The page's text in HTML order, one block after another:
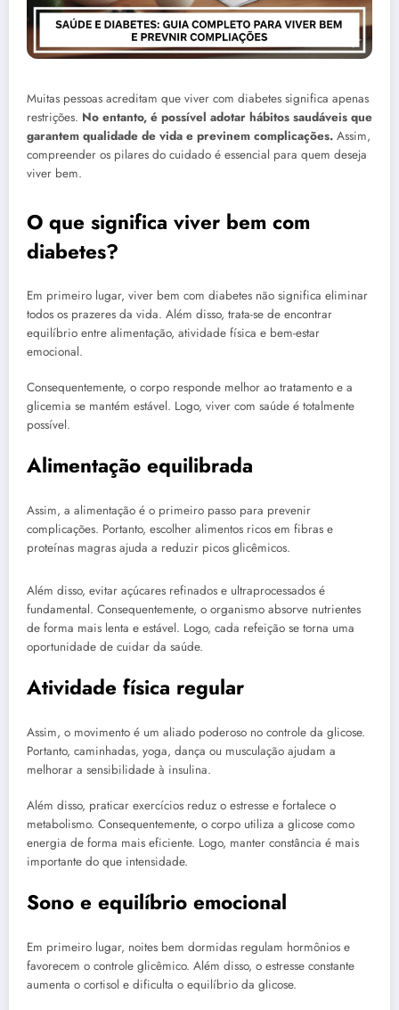
Muitas pessoas acreditam que viver com diabetes significa apenas
restrições. No entanto, é possível adotar hábitos saudáveis que
garantem qualidade de vida e previnem complicações. Assim,
compreender os pilares do cuidado é essencial para quem deseja
viver bem.
O que significa viver bem com
diabetes?
Em primeiro lugar, viver bem com diabetes não significa eliminar
todos os prazeres da vida. Além disso, trata-se de encontrar
equilíbrio entre alimentação, atividade física e bem-estar
emocional.
Consequentemente, o corpo responde melhor ao tratamento e a
glicemia se mantém estável. Logo, viver com saúde é totalmente
possível.
Alimentação equilibrada
Assim, a alimentação é o primeiro passo para prevenir
complicações. Portanto, escolher alimentos ricos em fibras e
proteínas magras ajuda a reduzir picos glicêmicos.
Além disso, evitar açúcares refinados e ultraprocessados é
fundamental. Consequentemente, o organismo absorve nutrientes
de forma mais lenta e estável. Logo, cada refeição se torna uma
oportunidade de cuidar da saúde.
Atividade física regular
Assim, o movimento é um aliado poderoso no controle da glicose.
Portanto, caminhadas, yoga, dança ou musculação ajudam a
melhorar a sensibilidade à insulina.
Além disso, praticar exercícios reduz o estresse e fortalece o
metabolismo. Consequentemente, o corpo utiliza a glicose como
energia de forma mais eficiente. Logo, manter constância é mais
importante do que intensidade.
Sono e equilíbrio emocional
Em primeiro lugar, noites bem dormidas regulam hormônios e
favorecem o controle glicêmico. Além disso, o estresse constante
aumenta o cortisol e dificulta o equilíbrio da glicose.